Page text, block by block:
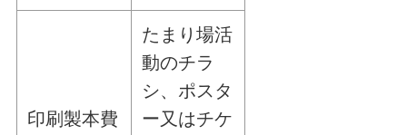
印刷製本費
たまり場活
動のチラ
シ、ポスタ
ー又はチケ